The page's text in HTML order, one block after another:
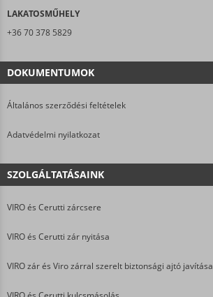
LAKATOSMŰHELY
+36 70 378 5829
DOKUMENTUMOK
Általános szerződési feltételek
Adatvédelmi nyilatkozat
SZOLGÁLTATÁSAINK
VIRO és Cerutti zárcsere
VIRO és Cerutti zár nyitása
VIRO zár és Viro zárral szerelt biztonsági ajtó javítása